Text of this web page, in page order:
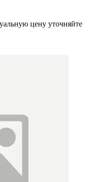
цену уточняйте